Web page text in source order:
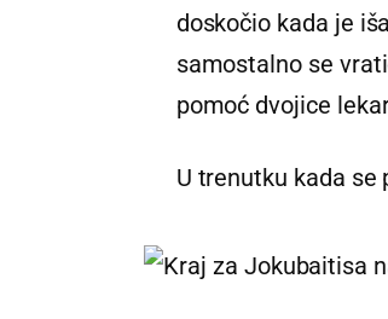
doskočio kada je
samostalno se
pomoć dvojice
U trenutku kada